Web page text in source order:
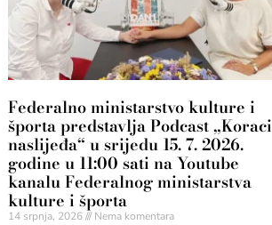
Federalno ministarstvo kulture i
športa predstavlja Podcast „Koraci
naslijeđa“ u srijedu 15. 7. 2026.
godine u 11:00 sati na Youtube
kanalu Federalnog ministarstva
kulture i športa
14 srpnja, 2026 Nema komentara